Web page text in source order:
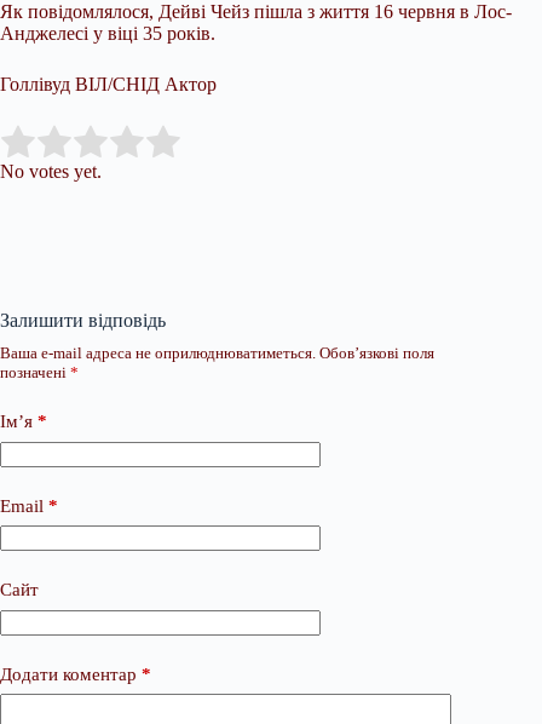
Як повідомлялося, Дейві Чейз пішла з життя 16 червня в Лос-
Анджелесі у віці 35 років.
Голлівуд ВІЛ/СНІД Актор
Rate this item:
No votes yet.
Залишити відповідь
Ваша e-mail адреса не оприлюднюватиметься. Обов’язкові поля
позначені *
Ім’я *
Email *
Сайт
Додати коментар *